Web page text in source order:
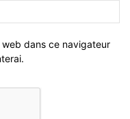
dans ce navigateur